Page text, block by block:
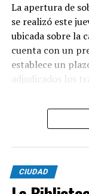
La apertura de
se realizó este
ubicada sobre la
cuenta con un
establece un
adjudicados los
agua potable
ejecución de 29
desarrollarán en
las calles
CIUDAD